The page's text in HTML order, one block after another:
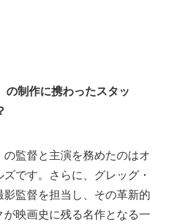
の制作に携わったスタッ
の監督と主演を務めたのはオ
です。さらに、グレッグ・
影監督を担当し、その革新的
が映画史に残る名作となる一